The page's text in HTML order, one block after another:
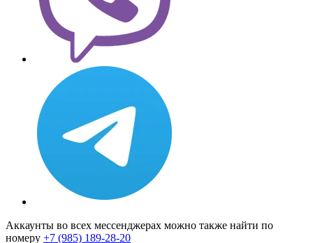
Аккаунты во всех мессенджерах можно также найти по
номеру +7 (985) 189-28-20